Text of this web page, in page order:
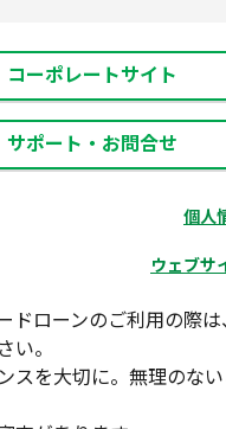
コーポレートサイト
サポート・お問合せ
個人
ウェブサ
ドローンのご利用の際
い。
スを大切に。無理のな